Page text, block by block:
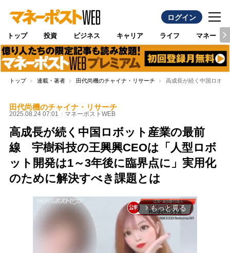
ログイン
トップ 投資 ビジネス キャリア ライフ マネー
トップ 連載・著者 田代尚機のチャイナ・リサーチ 高成長が続く中国ロボ
田代尚機のチャイナ・リサーチ
2025.08.24 07:01 マネーポストWEB
高成長が続く中国ロボット産業の最前
線 宇樹科技の王興興CEOは「人型ロボ
ット開発は1～3年後に臨界点に」実用化
のために解決すべき課題とは
arrow_forward_ios もっと見る